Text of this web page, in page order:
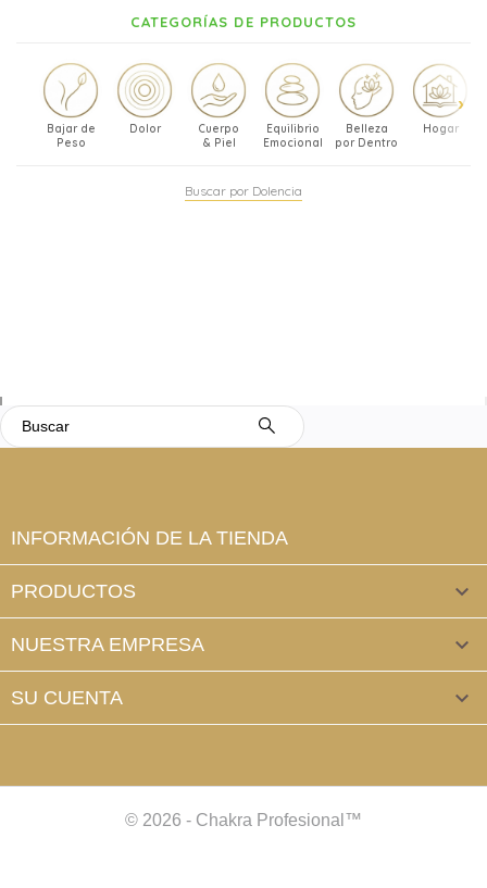
CATEGORÍAS DE PRODUCTOS
Bajar de
Peso
Dolor
Cuerpo
& Piel
Equilibrio
Emocional
Belleza
por Dentro
Hogar
Buscar por Dolencia
INFORMACIÓN DE LA TIENDA
PRODUCTOS 
NUESTRA EMPRESA 
SU CUENTA 
© 2026 - Chakra Profesional™